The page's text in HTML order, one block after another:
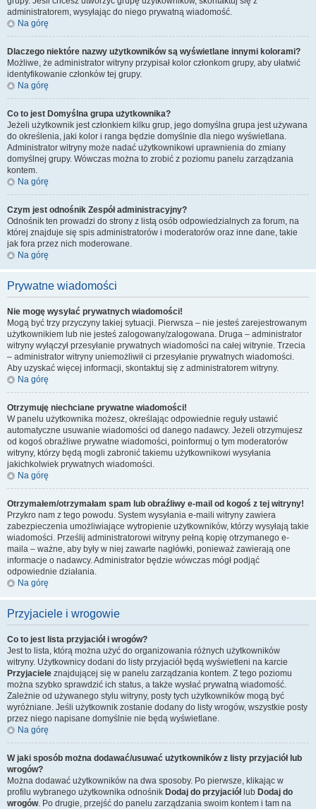
administratorem, wysyłając do niego prywatną wiadomość.
Na górę
Dlaczego niektóre nazwy użytkowników są wyświetlane innymi kolorami?
Możliwe, że administrator witryny przypisał kolor członkom grupy, aby ułatwić
identyfikowanie członków tej grupy.
Na górę
Co to jest Domyślna grupa użytkownika?
Jeżeli użytkownik jest członkiem kilku grup, jego domyślna grupa jest używana
do określenia, jaki kolor i ranga będzie domyślnie dla niego wyświetlana.
Administrator witryny może nadać użytkownikowi uprawnienia do zmiany
domyślnej grupy. Wówczas można to zrobić z poziomu panelu zarządzania
kontem.
Na górę
Czym jest odnośnik Zespół administracyjny?
Odnośnik ten prowadzi do strony z listą osób odpowiedzialnych za forum, na
której znajduje się spis administratorów i moderatorów oraz inne dane, takie
jak fora przez nich moderowane.
Na górę
Prywatne wiadomości
Nie mogę wysyłać prywatnych wiadomości!
Mogą być trzy przyczyny takiej sytuacji. Pierwsza – nie jesteś zarejestrowanym
użytkownikiem lub nie jesteś zalogowany/zalogowana. Druga – administrator
witryny wyłączył przesyłanie prywatnych wiadomości na całej witrynie. Trzecia
– administrator witryny uniemożliwił ci przesyłanie prywatnych wiadomości.
Aby uzyskać więcej informacji, skontaktuj się z administratorem witryny.
Na górę
Otrzymuję niechciane prywatne wiadomości!
W panelu użytkownika możesz, określając odpowiednie reguły ustawić
automatyczne usuwanie wiadomości od danego nadawcy. Jeżeli otrzymujesz
od kogoś obraźliwe prywatne wiadomości, poinformuj o tym moderatorów
witryny, którzy będą mogli zabronić takiemu użytkownikowi wysyłania
jakichkolwiek prywatnych wiadomości.
Na górę
Otrzymałem/otrzymałam spam lub obraźliwy e-mail od kogoś z tej witryny!
Przykro nam z tego powodu. System wysyłania e-maili witryny zawiera
zabezpieczenia umożliwiające wytropienie użytkowników, którzy wysyłają takie
wiadomości. Prześlij administratorowi witryny pełną kopię otrzymanego e-
maila – ważne, aby były w niej zawarte nagłówki, ponieważ zawierają one
informacje o nadawcy. Administrator będzie wówczas mógł podjąć
odpowiednie działania.
Na górę
Przyjaciele i wrogowie
Co to jest lista przyjaciół i wrogów?
Jest to lista, którą można użyć do organizowania różnych użytkowników
witryny. Użytkownicy dodani do listy przyjaciół będą wyświetleni na karcie
Przyjaciele znajdującej się w panelu zarządzania kontem. Z tego poziomu
można szybko sprawdzić ich status, a także wysłać prywatną wiadomość.
Zależnie od używanego stylu witryny, posty tych użytkowników mogą być
wyróżniane. Jeśli użytkownik zostanie dodany do listy wrogów, wszystkie posty
przez niego napisane domyślnie nie będą wyświetlane.
Na górę
W jaki sposób można dodawać/usuwać użytkowników z listy przyjaciół lub
wrogów?
Można dodawać użytkowników na dwa sposoby. Po pierwsze, klikając w
profilu wybranego użytkownika odnośnik Dodaj do przyjaciółlub Dodaj do
wrogów. Po drugie, przejść do panelu zarządzania swoim kontem i tam na